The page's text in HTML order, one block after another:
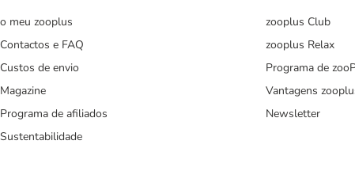
o meu zooplus
Contactos e FAQ
Custos de envio
Magazine
Programa de afiliados
Sustentabilidade
zooplus Club
zooplus Relax
Programa de
Vantagens
Newsletter